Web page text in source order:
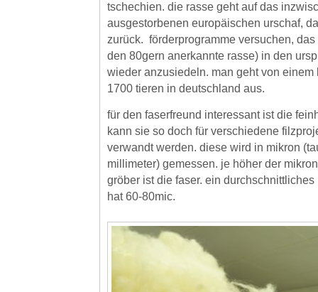
tschechien. die rasse geht auf das
ausgestorbenen europäischen urschaf,
zurück. förderprogramme versuchen,
den 80gern anerkannte rasse) in den
wieder anzusiedeln. man geht von einem
1700 tieren in deutschland aus.
für den faserfreund interessant ist die
kann sie so doch für verschiedene
verwandt werden. diese wird in mikron
millimeter) gemessen. je höher der
gröber ist die faser. ein
hat 60-80mic.